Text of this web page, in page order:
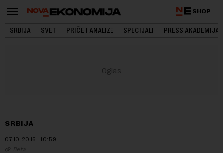
SHOP
SRBIJA SVET PRIČE I ANALIZE SPECIJALI PRESS AKADEMIJA
SRBIJA
07.10.2016. 10:59
Beta